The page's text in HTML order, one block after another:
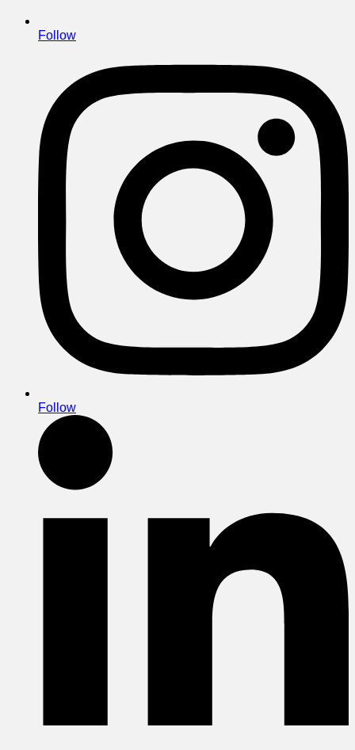
Follow
Follow